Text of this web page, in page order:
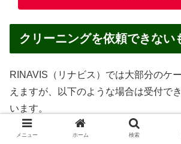
クリーニングを依頼できない
RINAVIS（リナビス）では大部分のケ
えますが、以下のような場合は受付で
います。
汚物・嘔吐物がついたままのもの
メニュー ホーム 検索